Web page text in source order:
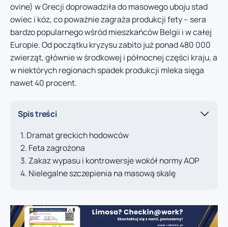
ovine) w Grecji doprowadziła do masowego uboju stad
owiec i kóz, co poważnie zagraża produkcji fety – sera
bardzo popularnego wśród mieszkańców Belgii i w całej
Europie. Od początku kryzysu zabito już ponad 480 000
zwierząt, głównie w środkowej i północnej części kraju, a
w niektórych regionach spadek produkcji mleka sięga
nawet 40 procent.
Spis treści
Dramat greckich hodowców
Feta zagrożona
Zakaz wypasu i kontrowersje wokół normy AOP
Nielegalne szczepienia na masową skalę